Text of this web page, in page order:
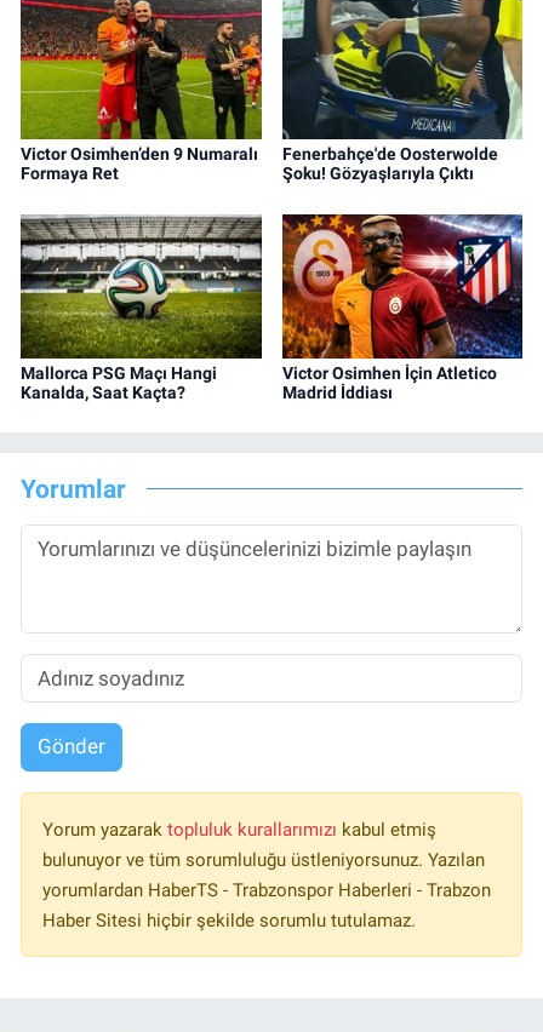
Victor Osimhen’den 9 Numaralı
Formaya Ret
Fenerbahçe'de Oosterwolde
Şoku! Gözyaşlarıyla Çıktı
Mallorca PSG Maçı Hangi
Kanalda, Saat Kaçta?
Victor Osimhen İçin Atletico
Madrid İddiası
Yorumlar
Gönder
Yorum yazarak topluluk kurallarımızı kabul etmiş
bulunuyor ve tüm sorumluluğu üstleniyorsunuz. Yazılan
yorumlardan HaberTS - Trabzonspor Haberleri - Trabzon
Haber Sitesi hiçbir şekilde sorumlu tutulamaz.